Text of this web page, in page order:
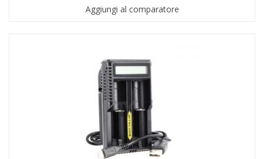
Aggiungi al comparatore